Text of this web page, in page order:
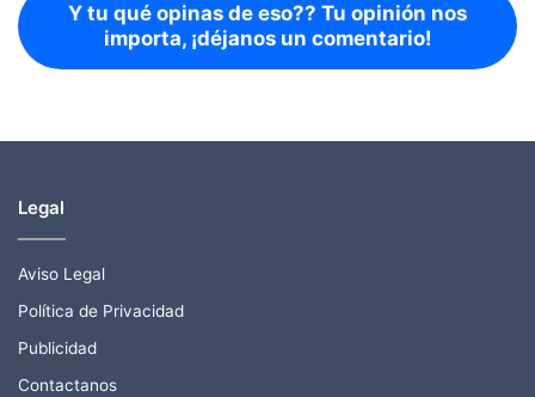
Y tu qué opinas de eso?? Tu opinión nos
importa, ¡déjanos un comentario!
Legal
Aviso Legal
Política de Privacidad
Publicidad
Contactanos